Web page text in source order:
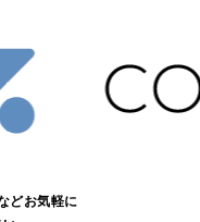
どお気軽に